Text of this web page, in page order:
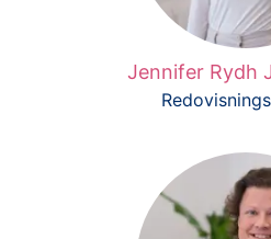
Jennifer Rydh